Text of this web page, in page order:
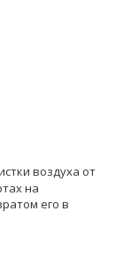
воздуха от
на
его в